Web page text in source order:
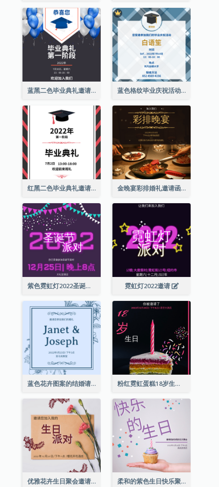
蓝黑二色毕业典礼邀请函 蓝色格纹毕业庆祝活动邀请函
红黑二色毕业典礼邀请函 金晚宴彩排婚礼邀请函
紫色霓虹灯2022圣诞晚会邀请函 霓虹灯2022邀请
蓝色花卉图案的结婚请柬 粉红霓虹蛋糕18岁生日请柬
优雅花卉生日聚会邀请函 柔和的紫色生日快乐聚会请柬